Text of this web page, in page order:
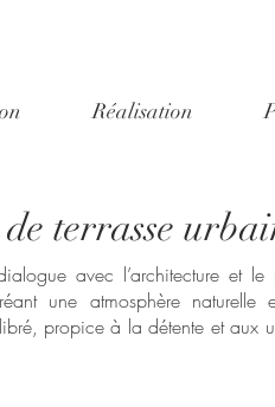
Réalisation
terrasse
avec l’architecture et le
une atmosphère naturelle
propice à la détente et aux